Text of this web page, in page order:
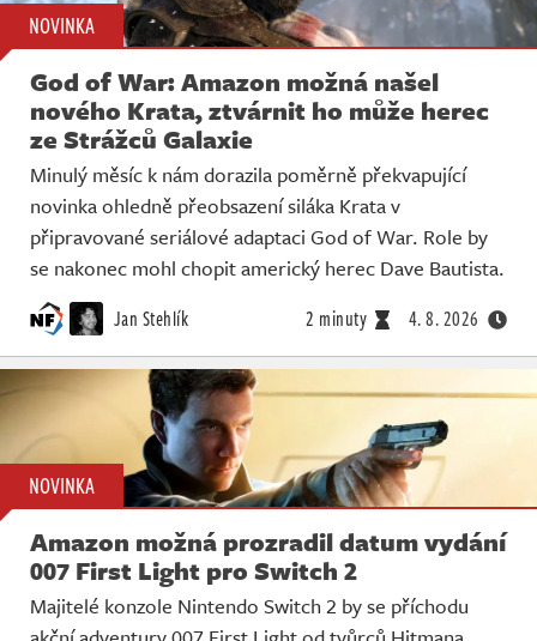
NOVINKA
God of War: Amazon možná našel
nového Krata, ztvárnit ho může herec
ze Strážců Galaxie
Minulý měsíc k nám dorazila poměrně překvapující
novinka ohledně přeobsazení siláka Krata v
připravované seriálové adaptaci God of War. Role by
se nakonec mohl chopit americký herec Dave Bautista.
Jan Stehlík 2 minuty 4. 8. 2026
NOVINKA
Amazon možná prozradil datum vydání
007 First Light pro Switch 2
Majitelé konzole Nintendo Switch 2 by se příchodu